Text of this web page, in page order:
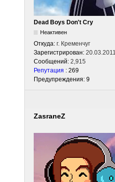
Dead Boys Don't Cry
Неактивен
Откуда: г. Кременчуг
Зарегистрирован: 20.03.2011
Сообщений: 2,915
Репутация : 269
Предупреждения: 9
ZasraneZ